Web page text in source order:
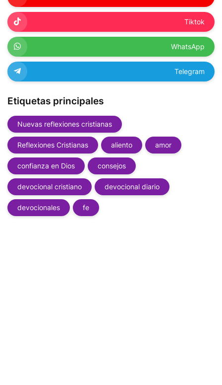
Tiktok
WhatsApp
Telegram
Etiquetas principales
Nuevas reflexiones cristianas
Reflexiones Cristianas aliento amor
confianza en Dios consejos
devocional cristiano devocional diario
devocionales fe